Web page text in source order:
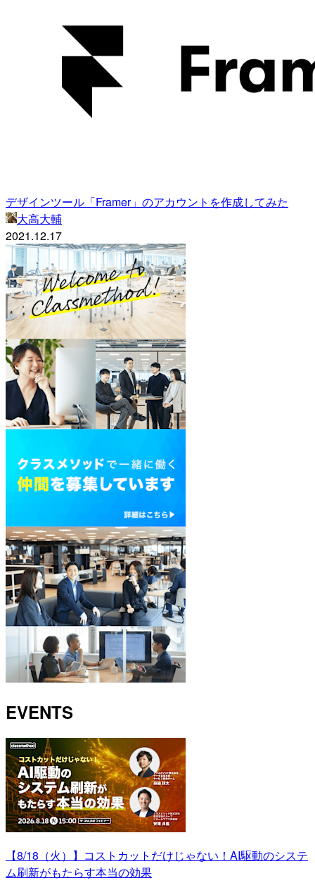
デザインツール「Framer」のアカウントを作成してみた
大高大輔
2021.12.17
EVENTS
【8/18（火）】コストカットだけじゃない！AI駆動のシステ
ム刷新がもたらす本当の効果